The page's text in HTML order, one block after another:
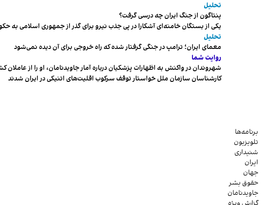
تحلیل
پنتاگون از جنگ ایران چه درسی گرفت؟
یکی از بستگان خامنه‌ای آشکارا در پی جذب نیرو برای گذر از جمهوری اسلامی به
تحلیل
معمای ایران؛ ترامپ در جنگی گرفتار شده که راه خروجی برای آن دیده نمی‌شود
روایت شما
شهروندان در واکنش به اظهارات پزشکیان درباره آمار جاویدنامان، او را از عاملان
کارشناسان سازمان ملل خواستار توقف سرکوب اقلیت‌های اتنیکی در ایران شدند
برنامه‌ها
تلویزیون
شنیداری
ایران
جهان
حقوق بشر
جاویدنامان